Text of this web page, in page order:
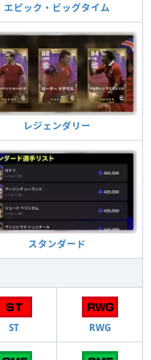
エピック・ビッグタイム
レジェンダリー
スタンダード
ST RWG